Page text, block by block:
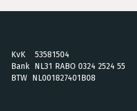
KvK 53581504
Bank NL31 RABO 0324 2524 55
BTW NL001827401B08